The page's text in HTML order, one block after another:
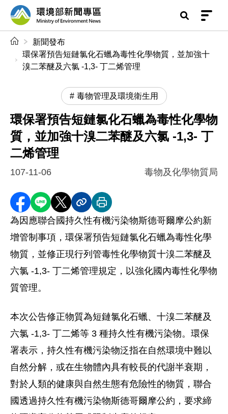
前往中央內容區塊
環境部新聞專區
新聞發布
環保署預告短鏈氯化石蠟為毒性化學物質，並加強十
溴二苯醚及六氯 -1,3- 丁二烯管理
毒物管理及環境衛生用
環保署預告短鏈氯化石蠟為毒性化學物
質，並加強十溴二苯醚及六氯 -1,3- 丁
二烯管理
107-11-06 毒物及化學物質局
分享至 Facebook
分享到 LINE
分享到 X分享內容連結
列印本頁
為因應聯合國持久性有機污染物斯德哥爾摩公約新
增管制事項，環保署預告短鏈氯化石蠟為毒性化學
物質，並修正現行列管毒性化學物質十溴二苯醚及
六氯 -1,3- 丁二烯管理規定，以強化國內毒性化學物
質管理。
本次公告修正物質為短鏈氯化石蠟、十溴二苯醚及
六氯 -1,3- 丁二烯等 3 種持久性有機污染物。環保
署表示，持久性有機污染物泛指在自然環境中難以
自然分解，或在生物體內具有較長的代謝半衰期，
對於人類的健康與自然生態有危險性的物質，聯合
國透過持久性有機污染物斯德哥爾摩公約，要求締